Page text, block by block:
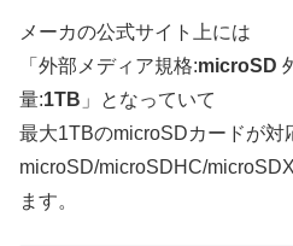
メーカの公式サイト上には
「外部メディア規格:microSD
量:1TB 」となっていて
最大1TBのmicroSDカードが対
microSD/microSDHC/
ます。